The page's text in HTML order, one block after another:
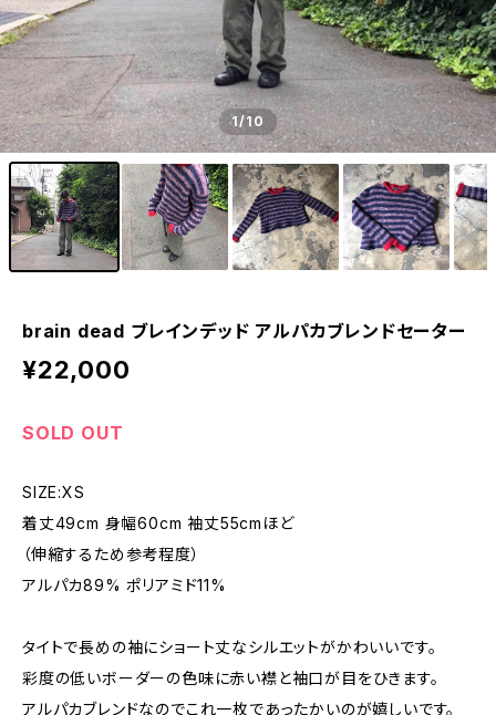
1/10
brain dead ブレインデッド アルパカブレンドセーター
¥22,000
SOLD OUT
SIZE:XS
着丈49cm 身幅60cm 袖丈55cmほど
（伸縮するため参考程度）
アルパカ89% ポリアミド11%
タイトで長めの袖にショート丈なシルエットがかわいいです。
彩度の低いボーダーの色味に赤い襟と袖口が目をひきます。
アルパカブレンドなのでこれ一枚であったかいのが嬉しいです。